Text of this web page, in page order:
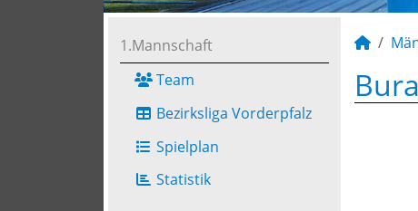
1.Mannschaft
Team
Bezirksliga Vorderpfalz
Spielplan
Statistik